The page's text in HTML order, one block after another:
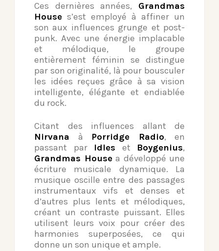
Ces dernières années, Grandmas
House s’est employé à affiner un
son aux influences grunge et post-
punk. Avec une énergie implacable
et mélodique, le groupe
entièrement féminin se distingue
par son originalité, là pour bousculer
les idées reçues grâce à sa vision
intelligente, élégante et endiablée
du rock.
Citant des influences allant de
Nirvana à Porridge Radio, en
passant par Idles et Boygenius,
Grandmas Housea développé une
écriture musicale dynamique. La
musique oscille entre des passages
instrumentaux vifs et denses et
d’autres plus lents et mélodiques,
créant un contraste puissant. Elles
utilisent leurs voix pour créer des
harmonies superposées, ce qui
donne un son unique et ample.